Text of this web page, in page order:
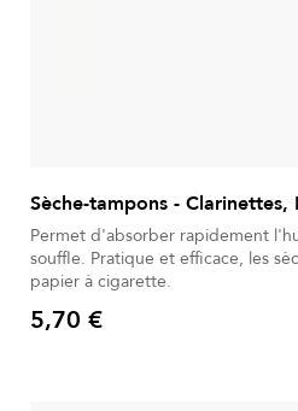
Sèche-tampons -
Permet d'absorber rapidement
souffle. Pratique et efficace, les
papier à cigarette.
Prix
5,70 €